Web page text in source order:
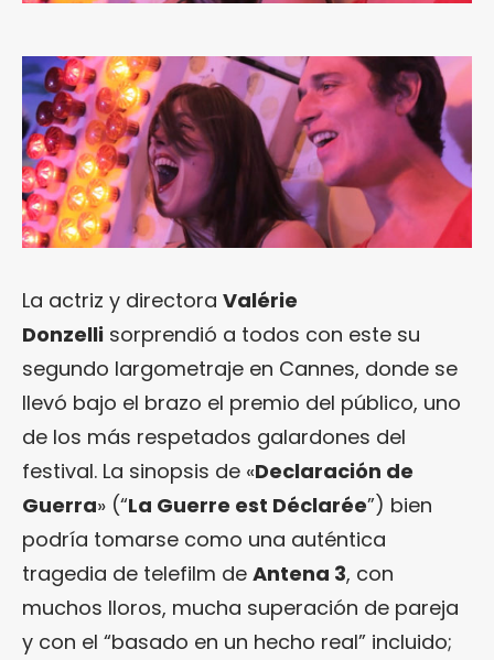
La actriz y directora Valérie
Donzelli sorprendió a todos con este su
segundo largometraje en Cannes, donde se
llevó bajo el brazo el premio del público, uno
de los más respetados galardones del
festival. La sinopsis de «Declaración de
Guerra» (“La Guerre est Déclarée”) bien
podría tomarse como una auténtica
tragedia de telefilm de Antena 3, con
muchos lloros, mucha superación de pareja
y con el “basado en un hecho real” incluido;